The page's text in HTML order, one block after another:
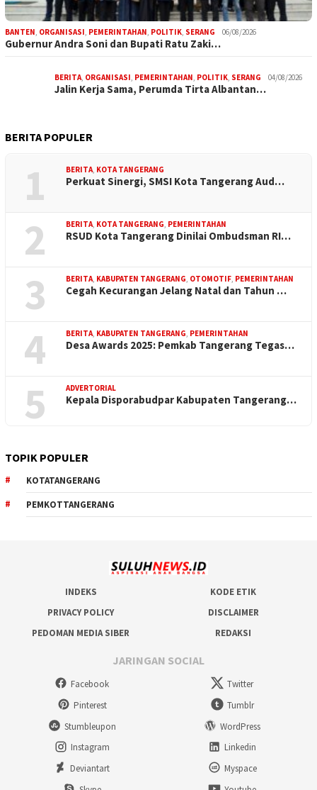
BANTEN, ORGANISASI, PEMERINTAHAN, POLITIK, SERANG 06/08/2026
Gubernur Andra Soni dan Bupati Ratu Zaki…
BERITA, ORGANISASI, PEMERINTAHAN, POLITIK, SERANG 04/08/2026
Jalin Kerja Sama, Perumda Tirta Albantan…
BERITA POPULER
1 BERITA, KOTA TANGERANG
Perkuat Sinergi, SMSI Kota Tangerang Aud…
2 BERITA, KOTA TANGERANG, PEMERINTAHAN
RSUD Kota Tangerang Dinilai Ombudsman RI…
3 BERITA, KABUPATEN TANGERANG, OTOMOTIF, PEMERINTAHAN
Cegah Kecurangan Jelang Natal dan Tahun …
4 BERITA, KABUPATEN TANGERANG, PEMERINTAHAN
Desa Awards 2025: Pemkab Tangerang Tegas…
5 ADVERTORIAL
Kepala Disporabudpar Kabupaten Tangerang…
TOPIK POPULER
KOTATANGERANG
PEMKOTTANGERANG
INDEKS
KODE ETIK
PRIVACY POLICY
DISCLAIMER
PEDOMAN MEDIA SIBER
REDAKSI
JARINGAN SOCIAL
Facebook
Twitter
Pinterest
Tumblr
Stumbleupon
WordPress
Instagram
Linkedin
Deviantart
Myspace